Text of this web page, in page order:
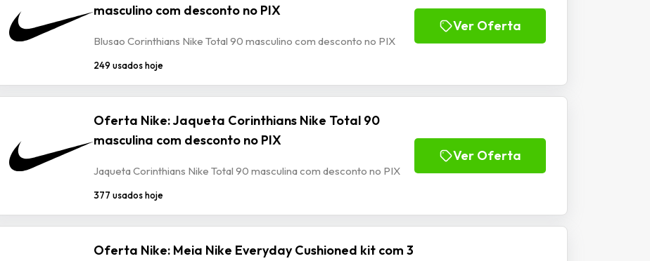
masculino com desconto no PIX
Blusao Corinthians Nike Total 90 masculino com desconto no PIX
249 usados hoje
Ver Oferta
Oferta Nike: Jaqueta Corinthians Nike Total 90
masculina com desconto no PIX
Jaqueta Corinthians Nike Total 90 masculina com desconto no PIX
377 usados hoje
Ver Oferta
Oferta Nike: Meia Nike Everyday Cushioned kit com 3